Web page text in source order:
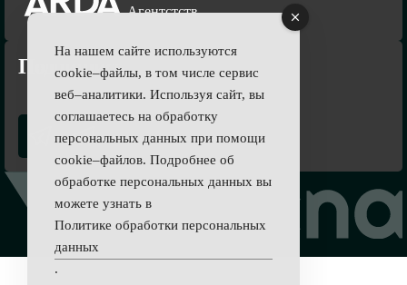
Агентстств
Подпишись
На нашем сайте используются
cookie–файлы, в том числе сервис
веб–аналитики. Используя сайт, вы
соглашаетесь на обработку
персональных данных при помощи
cookie–файлов. Подробнее об
обработке персональных данных вы
можете узнать в
Политике обработки персональных
данных
.